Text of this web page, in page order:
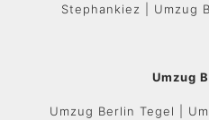
Stephankiez | Umzug
Umzug
Umzug Berlin Tegel |